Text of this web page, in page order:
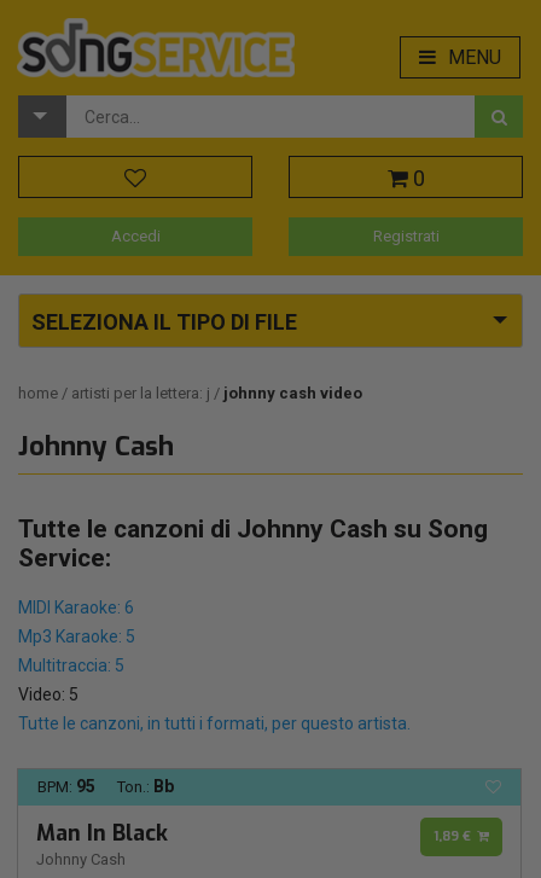
MENU
0
Accedi Registrati
SELEZIONA IL TIPO DI FILE
home artisti per la lettera: j johnny cash video
Johnny Cash
Tutte le canzoni di Johnny Cash su Song
Service:
MIDI Karaoke: 6
Mp3 Karaoke: 5
Multitraccia: 5
Video: 5
Tutte le canzoni, in tutti i formati, per questo artista.
BPM: 95 Ton.: Bb
Man In Black
Johnny Cash
1,89 €